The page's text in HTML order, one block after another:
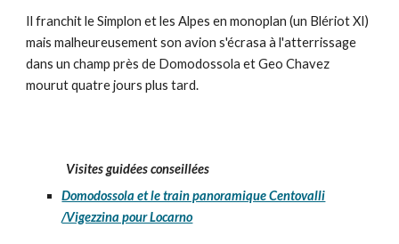
Il franchit le Simplon et les Alpes en monoplan (un Blériot XI)
mais malheureusement son avion s'écrasa à l'atterrissage
dans un champ près de Domodossola et Geo Chavez
mourut quatre jours plus tard.
Visites guidées conseillées
Domodossola et le train panoramique Centovalli
/Vigezzina pour Locarno